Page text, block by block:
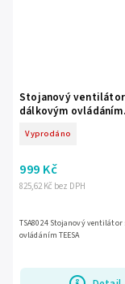
Stojanový
dálkovým ovládáním
Vyprodáno
825,62 Kč bez DPH
999 Kč
TSA8024 Stojanový ventilátor
ovládáním TEESA